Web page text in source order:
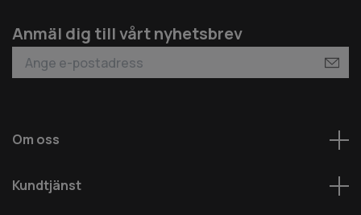
Anmäl dig till vårt nyhetsbrev
Om oss
Kundtjänst